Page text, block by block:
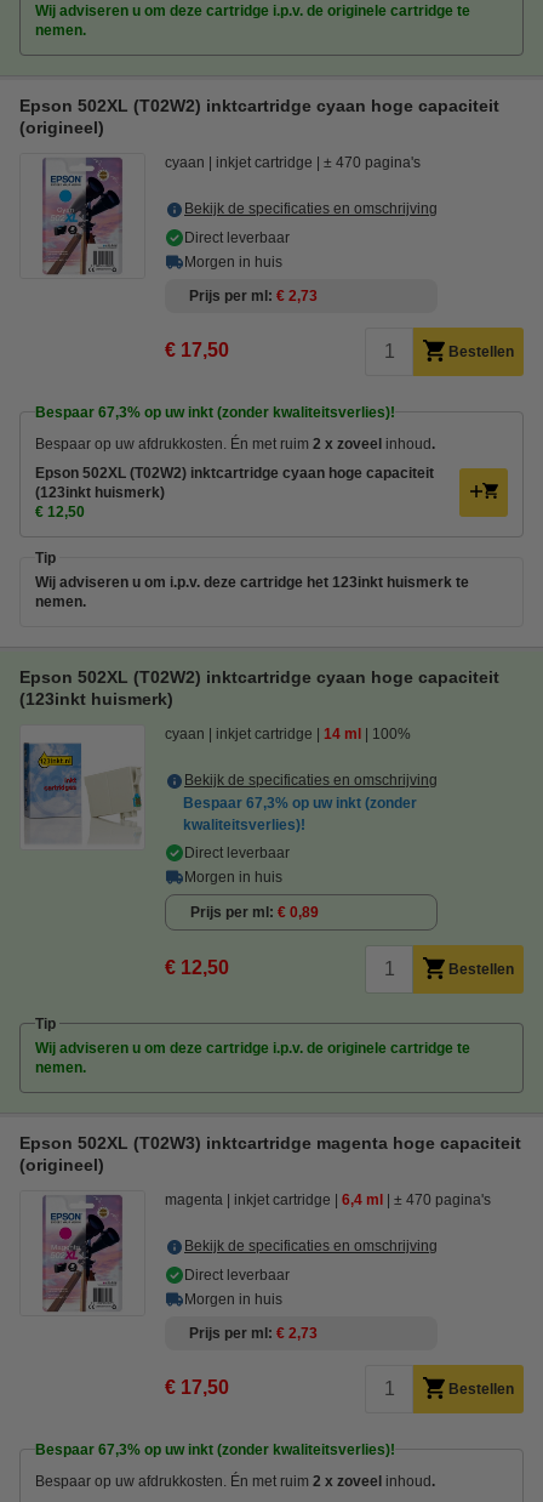
Wij adviseren u om deze cartridge i.p.v. de originele cartridge te
nemen.
Epson 502XL (T02W2) inktcartridge cyaan hoge capaciteit
(origineel)
cyaan inkjet cartridge ± 470 pagina's
Bekijk de specificaties en omschrijving
Direct leverbaar
Morgen in huis
Prijs per ml
€ 2,73
€ 17,50 Bestellen
Bespaar 67,3% op uw inkt (zonder kwaliteitsverlies)!
Bespaar op uw afdrukkosten. Én met ruim 2 x zoveel inhoud .
Epson 502XL (T02W2) inktcartridge cyaan hoge capaciteit
(123inkt huismerk)
€ 12,50
Tip
Wij adviseren u om i.p.v. deze cartridge het 123inkt huismerk te
nemen.
Epson 502XL (T02W2) inktcartridge cyaan hoge capaciteit
(123inkt huismerk)
cyaan inkjet cartridge 14 ml 100%
Bekijk de specificaties en omschrijving
Bespaar 67,3% op uw inkt (zonder
kwaliteitsverlies)!
Direct leverbaar
Morgen in huis
Prijs per ml € 0,89
€ 12,50 Bestellen
Tip
Wij adviseren u om deze cartridge i.p.v. de originele cartridge te
nemen.
Epson 502XL (T02W3) inktcartridge magenta hoge capaciteit
(origineel)
magenta inkjet cartridge 6,4 ml ± 470 pagina's
Bekijk de specificaties en omschrijving
Direct leverbaar
Morgen in huis
Prijs per ml
€ 2,73
€ 17,50 Bestellen
Bespaar 67,3% op uw inkt (zonder kwaliteitsverlies)!
Bespaar op uw afdrukkosten. Én met ruim 2 x zoveel inhoud .